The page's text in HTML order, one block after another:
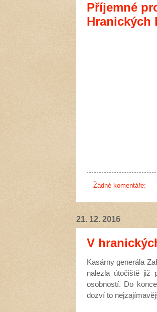
Příjemné
Hranických
Žádné komentáře:
21. 12. 2016
V
Kasárny generála
nalezla útočiště již
osobností. Do
dozví to